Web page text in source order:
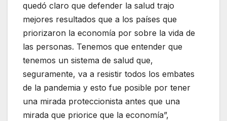
quedó claro que defender la salud trajo
mejores resultados que a los países que
priorizaron la economía por sobre la vida de
las personas. Tenemos que entender que
tenemos un sistema de salud que,
seguramente, va a resistir todos los embates
de la pandemia y esto fue posible por tener
una mirada proteccionista antes que una
mirada que priorice que la economía”,